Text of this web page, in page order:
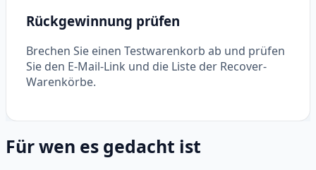
Rückgewinnung prüfen
Brechen Sie einen Testwarenkorb ab und prüfen
Sie den E-Mail-Link und die Liste der Recover-
Warenkörbe.
Für wen es gedacht ist